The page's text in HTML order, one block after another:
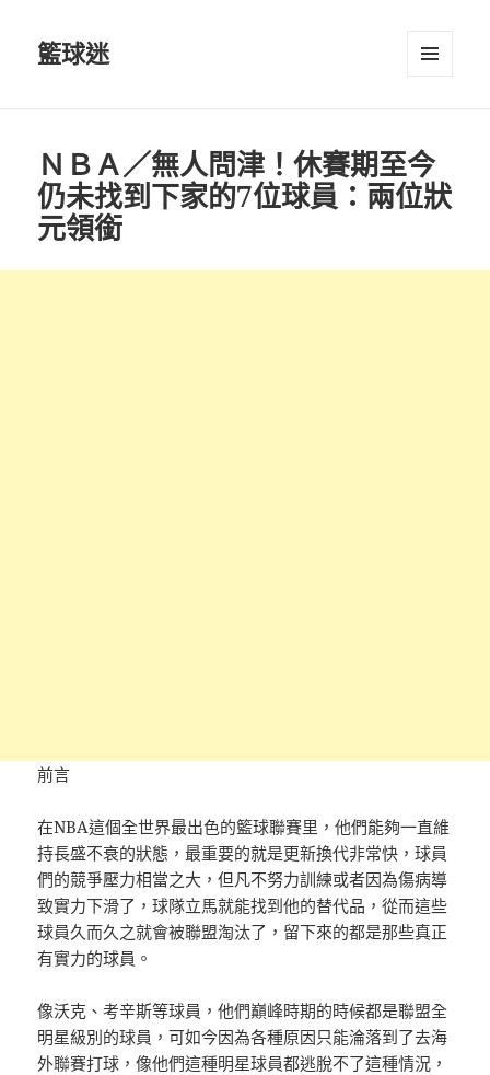
籃球迷
ＮＢＡ／無人問津！休賽期至今
仍未找到下家的7位球員：兩位狀
元領銜
前言
在NBA這個全世界最出色的籃球聯賽里，他們能夠一直維
持長盛不衰的狀態，最重要的就是更新換代非常快，球員
們的競爭壓力相當之大，但凡不努力訓練或者因為傷病導
致實力下滑了，球隊立馬就能找到他的替代品，從而這些
球員久而久之就會被聯盟淘汰了，留下來的都是那些真正
有實力的球員。
像沃克、考辛斯等球員，他們巔峰時期的時候都是聯盟全
明星級別的球員，可如今因為各種原因只能淪落到了去海
外聯賽打球，像他們這種明星球員都逃脫不了這種情況，